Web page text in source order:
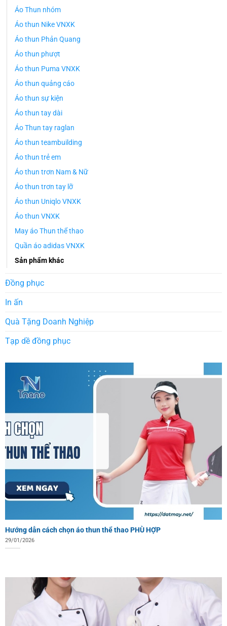
Áo Thun nhóm
Áo thun Nike VNXK
Áo thun Phản Quang
Áo thun phượt
Áo thun Puma VNXK
Áo thun quảng cáo
Áo thun sự kiện
Áo thun tay dài
Áo Thun tay raglan
Áo thun teambuilding
Áo thun trẻ em
Áo thun trơn Nam & Nữ
Áo thun trơn tay lỡ
Áo thun Uniqlo VNXK
Áo thun VNXK
May áo Thun thể thao
Quần áo adidas VNXK
Sản phẩm khác
Đồng phục
In ấn
Quà Tặng Doanh Nghiệp
Tạp dề đồng phục
Hướng dẫn cách chọn áo thun thể thao PHÙ HỢP
29/01/2026